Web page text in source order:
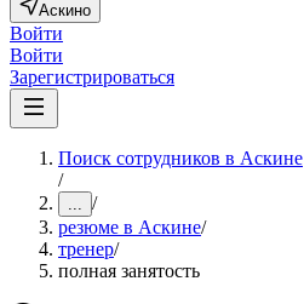
Аскино
Войти
Войти
Зарегистрироваться
Поиск сотрудников в Аскине
/
... /
резюме в Аскине/
тренер/
полная занятость